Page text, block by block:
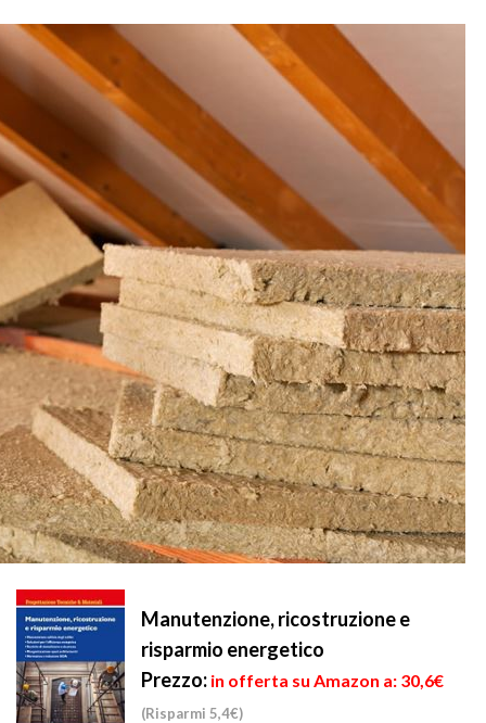
Manutenzione, ricostruzione e
risparmio energetico
Prezzo: in offerta su Amazon a: 30,6€
(Risparmi 5,4€)